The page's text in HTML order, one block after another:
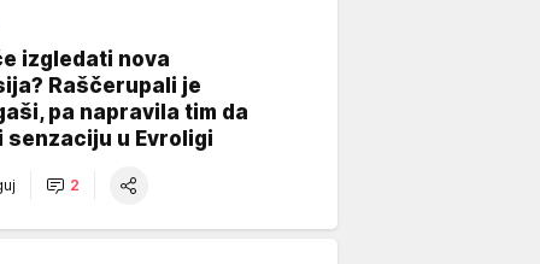
izgledati nova
Raščerupali je
pa napravila tim da
senzaciju u Evroligi
2